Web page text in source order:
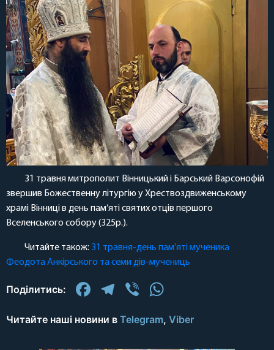
31 травня митрополит Вінницький і Барський Варсонофій
звершив Божественну літургію у Хрествоздвиженському
храмі Вінниці в день пам‘яті святих отців першого
Вселенського собору (325р.).
Читайте також: 31 травня-день пам’яті мученика
Феодота Анкірського та семи дів-мучениць
Поділитись: Facebook
Telegram
Viber
Читайте наші новини в Telegram, Viber